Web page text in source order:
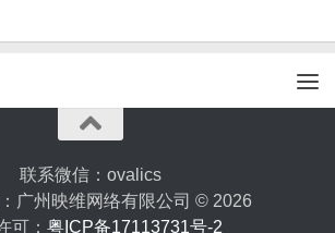
联系微信：ovalics
广州映维网络有限公司 © 2026
可： 粤ICP备17113731号-2